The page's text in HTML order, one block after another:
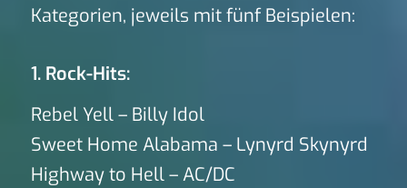
Kategorien, jeweils mit fünf Beispielen:
1. Rock-Hits:
Rebel Yell – Billy Idol
Sweet Home Alabama – Lynyrd Skynyrd
Highway to Hell – AC/DC